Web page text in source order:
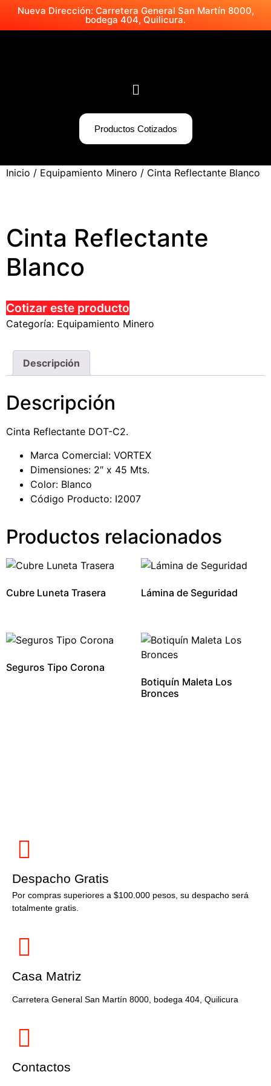
Nueva Dirección: Carretera General San Martín 8000,
bodega 404, Quilicura.
Productos Cotizados
Inicio / Equipamiento Minero / Cinta Reflectante Blanco
Cinta Reflectante
Blanco
Cotizar este producto
Categoría: Equipamiento Minero
Descripción
Descripción
Cinta Reflectante DOT-C2.
Marca Comercial: VORTEX
Dimensiones: 2″ x 45 Mts.
Color: Blanco
Código Producto: I2007
Productos relacionados
Cubre Luneta Trasera Lámina de Seguridad
Seguros Tipo Corona
Botiquín Maleta Los
Bronces
Despacho Gratis
Por compras superiores a $100.000 pesos, su despacho será
totalmente gratis.
Casa Matriz
Carretera General San Martín 8000, bodega 404, Quilicura
Contactos